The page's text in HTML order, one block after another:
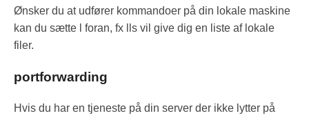
Ønsker du at udfører kommandoer på din lokale maskine
kan du sætte l foran, fx lls vil give dig en liste af lokale
filer.
portforwarding
Hvis du har en tjeneste på din server der ikke lytter på